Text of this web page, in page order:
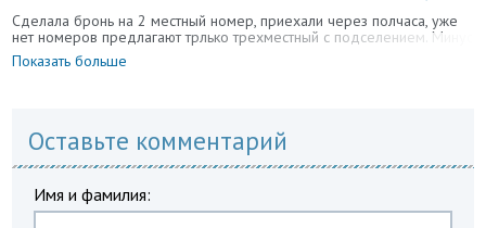
Сделала бронь на 2 местный номер, приехали через полчаса, уже
нет номеров предлагают трлько трехместный с подселением. Минус
Показать больше
Оставьте комментарий
Имя и фамилия: